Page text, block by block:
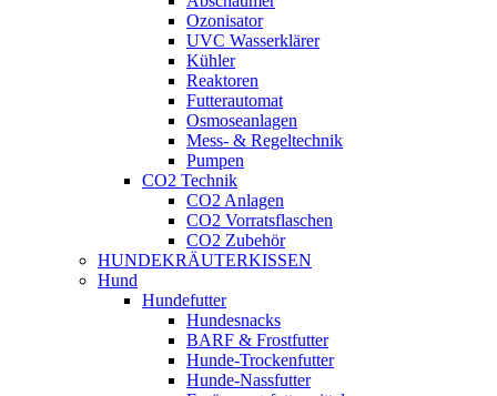
Ozonisator
UVC Wasserklärer
Kühler
Reaktoren
Futterautomat
Osmoseanlagen
Mess- & Regeltechnik
Pumpen
CO2 Technik
CO2 Anlagen
CO2 Vorratsflaschen
CO2 Zubehör
HUNDEKRÄUTERKISSEN
Hund
Hundefutter
Hundesnacks
BARF & Frostfutter
Hunde-Trockenfutter
Hunde-Nassfutter